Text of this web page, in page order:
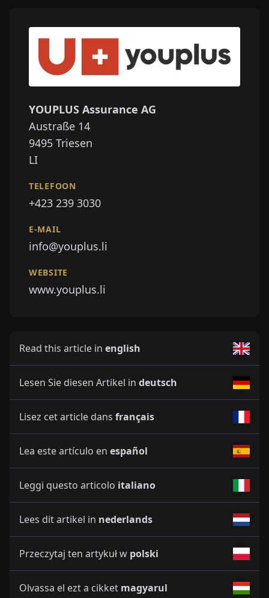
YOUPLUS Assurance AG
Austraße 14
9495 Triesen
LI
TELEFOON
+423 239 3030
E-MAIL
info@youplus.li
WEBSITE
www.youplus.li
Read this article in english
Lesen Sie diesen Artikel in deutsch
Lisez cet article dans français
Lea este artículo en español
Leggi questo articolo italiano
Lees dit artikel in nederlands
Przeczytaj ten artykuł w polski
Olvassa el ezt a cikket magyarul